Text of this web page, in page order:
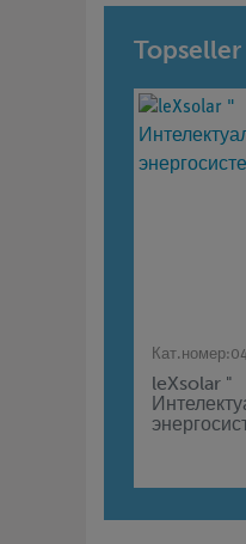
Кат.номер:
leXsolar "